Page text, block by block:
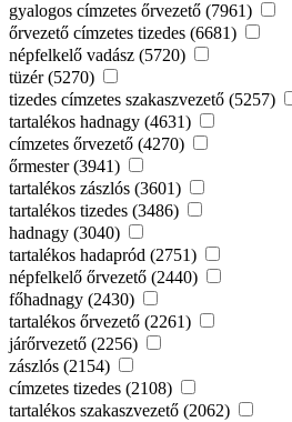
gyalogos címzetes őrvezető (7961)
őrvezető címzetes tizedes (6681)
népfelkelő vadász (5720)
tüzér (5270)
tizedes címzetes szakaszvezető (5257)
tartalékos hadnagy (4631)
címzetes őrvezető (4270)
őrmester (3941)
tartalékos zászlós (3601)
tartalékos tizedes (3486)
hadnagy (3040)
tartalékos hadapród (2751)
népfelkelő őrvezető (2440)
főhadnagy (2430)
tartalékos őrvezető (2261)
járőrvezető (2256)
zászlós (2154)
címzetes tizedes (2108)
tartalékos szakaszvezető (2062)